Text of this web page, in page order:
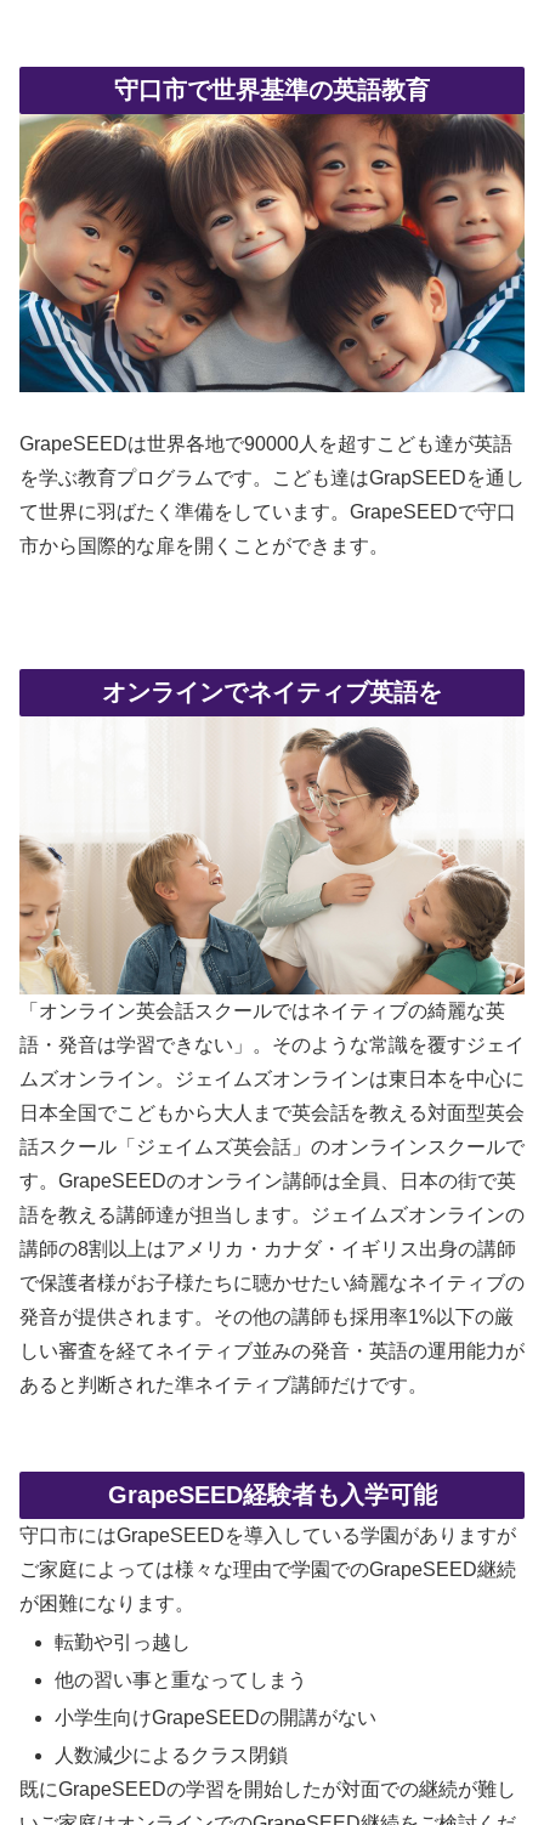
守口市で世界基準の英語教育
GrapeSEEDは世界各地で90000人を超すこども達が英語
を学ぶ教育プログラムです。こども達はGrapSEEDを通し
て世界に羽ばたく準備をしています。GrapeSEEDで守口
市から国際的な扉を開くことができます。
オンラインでネイティブ英語を
「オンライン英会話スクールではネイティブの綺麗な英
語・発音は学習できない」。そのような常識を覆すジェイ
ムズオンライン。ジェイムズオンラインは東日本を中心に
日本全国でこどもから大人まで英会話を教える対面型英会
話スクール「ジェイムズ英会話」のオンラインスクールで
す。GrapeSEEDのオンライン講師は全員、日本の街で英
語を教える講師達が担当します。ジェイムズオンラインの
講師の8割以上はアメリカ・カナダ・イギリス出身の講師
で保護者様がお子様たちに聴かせたい綺麗なネイティブの
発音が提供されます。その他の講師も採用率1%以下の厳
しい審査を経てネイティブ並みの発音・英語の運用能力が
あると判断された準ネイティブ講師だけです。
GrapeSEED経験者も入学可能
守口市にはGrapeSEEDを導入している学園がありますが
ご家庭によっては様々な理由で学園でのGrapeSEED継続
が困難になります。
転勤や引っ越し
他の習い事と重なってしまう
小学生向けGrapeSEEDの開講がない
人数減少によるクラス閉鎖
既にGrapeSEEDの学習を開始したが対面での継続が難し